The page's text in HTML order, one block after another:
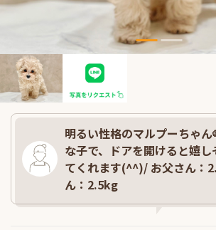
明るい性格のマルプーちゃ
な子で、ドアを開けると嬉
てくれます(^^)/ お父さん
ん：2.5kg